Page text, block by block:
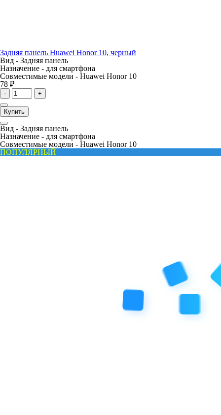
Задняя панель Huawei Honor 10, черный
Вид - Задняя панель
Назначение - для смартфона
Совместимые модели - Huawei Honor 10
78 ₽
- +
Купить
Вид - Задняя панель
Назначение - для смартфона
Совместимые модели - Huawei Honor 10
ПОПУЛЯРНЫЙ